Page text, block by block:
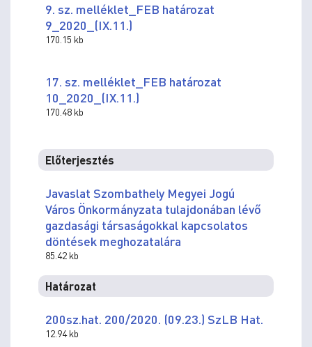
9. sz. melléklet_FEB határozat
9_2020_(IX.11.)
170.15 kb
17. sz. melléklet_FEB határozat
10_2020_(IX.11.)
170.48 kb
Előterjesztés
Javaslat Szombathely Megyei Jogú
Város Önkormányzata tulajdonában lévő
gazdasági társaságokkal kapcsolatos
döntések meghozatalára
85.42 kb
Határozat
200sz.hat. 200/2020. (09.23.) SzLB Hat.
12.94 kb